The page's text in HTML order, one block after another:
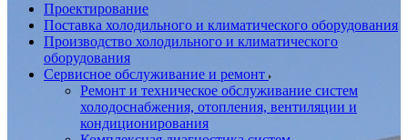
Проектирование
Поставка холодильного и климатического оборудования
Производство холодильного и климатического
оборудования
Сервисное обслуживание и ремонт
Ремонт и техническое обслуживание систем
холодоснабжения, отопления, вентиляции и
кондиционирования